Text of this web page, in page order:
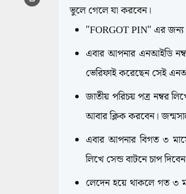
ভুলে গেলে যা করবেন।
"FORGOT PIN" এর জন্য
এবার আপনার এনআইডি
ভেরিফাই করেছেন সেই
জাতীয় পরিচয় পত্র নম্বর
আবার ক্লিক করবেন।
এবার আপনার বিগত ৩
লিখে সেন্ড বাটনে চাপ
লেদেন হয়ে থাকলে গত ৩